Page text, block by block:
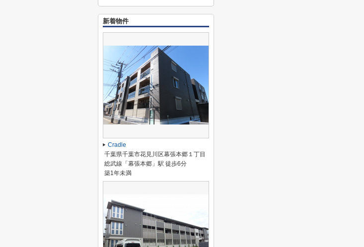
新着物件
Cradle
千葉県千葉市花見川区幕張本郷１丁目
総武線「幕張本郷」駅 徒歩6分
築1年未満